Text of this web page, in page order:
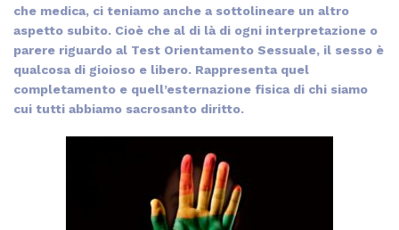
che medica, ci teniamo anche a sottolineare un altro
aspetto subito. Cioè che al di là di ogni interpretazione o
parere riguardo al Test Orientamento Sessuale, il sesso è
qualcosa di gioioso e libero. Rappresenta quel
completamento e quell’esternazione fisica di chi siamo
cui tutti abbiamo sacrosanto diritto.